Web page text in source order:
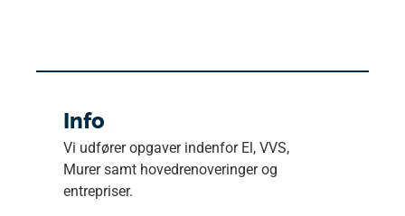
Info
Vi udfører opgaver indenfor El, VVS,
Murer samt hovedrenoveringer og
entrepriser.